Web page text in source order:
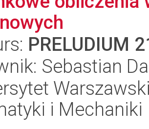
PRELUDIUM
Sebastian
i Mechaniki